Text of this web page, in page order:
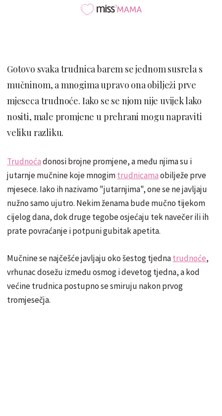
Gotovo svaka trudnica barem se jednom susrela s
mučninom, a mnogima upravo ona obilježi prve
mjeseca trudnoće. Iako se se njom nije uvijek lako
nositi, male promjene u prehrani mogu napraviti
veliku razliku.
Trudnoćadonosi brojne promjene, a među njima su i
jutarnje mučnine koje mnogimtrudnicamaobilježe prve
mjesece. Iako ih nazivamo "jutarnjima", one se ne javljaju
nužno samo ujutro. Nekim ženama bude mučno tijekom
cijelog dana, dok druge tegobe osjećaju tek navečer ili ih
prate povraćanje i potpuni gubitak apetita.
Mučnine se najčešće javljaju oko šestog tjednatrudnoće,
vrhunac dosežu između osmog i devetog tjedna, a kod
većine trudnica postupno se smiruju nakon prvog
tromjesečja.